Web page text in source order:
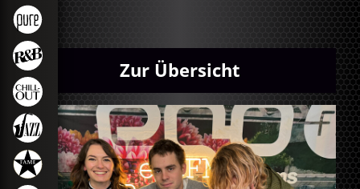
Zur Übersicht